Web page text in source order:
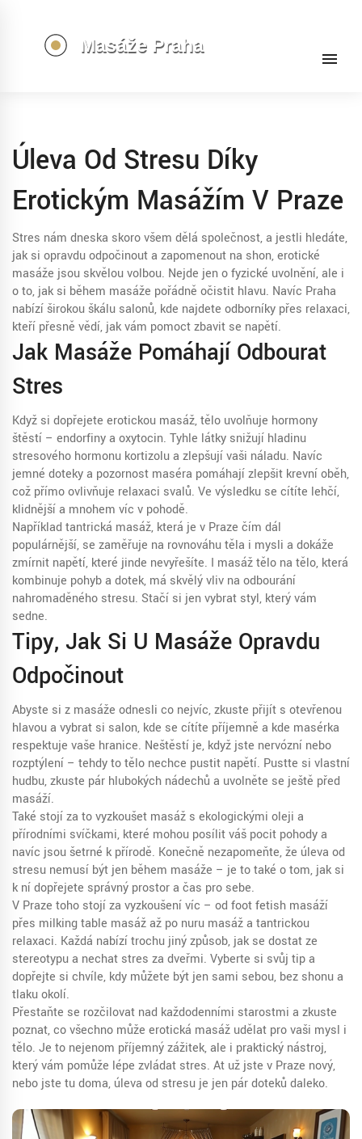
Úleva Od Stresu Díky
Erotickým Masážím V Praze
Stres nám dneska skoro všem dělá společnost, a jestli hledáte,
jak si opravdu odpočinout a zapomenout na shon, erotické
masáže jsou skvělou volbou. Nejde jen o fyzické uvolnění, ale i
o to, jak si během masáže pořádně očistit hlavu. Navíc Praha
nabízí širokou škálu salonů, kde najdete odborníky přes relaxaci,
kteří přesně vědí, jak vám pomoct zbavit se napětí.
Jak Masáže Pomáhají Odbourat
Stres
Když si dopřejete erotickou masáž, tělo uvolňuje hormony
štěstí – endorfiny a oxytocin. Tyhle látky snižují hladinu
stresového hormonu kortizolu a zlepšují vaši náladu. Navíc
jemné doteky a pozornost maséra pomáhají zlepšit krevní oběh,
což přímo ovlivňuje relaxaci svalů. Ve výsledku se cítíte lehčí,
klidnější a mnohem víc v pohodě.
Například tantrická masáž, která je v Praze čím dál
populárnější, se zaměřuje na rovnováhu těla i mysli a dokáže
zmírnit napětí, které jinde nevyřešíte. I masáž tělo na tělo, která
kombinuje pohyb a dotek, má skvělý vliv na odbourání
nahromaděného stresu. Stačí si jen vybrat styl, který vám
sedne.
Tipy, Jak Si U Masáže Opravdu
Odpočinout
Abyste si z masáže odnesli co nejvíc, zkuste přijít s otevřenou
hlavou a vybrat si salon, kde se cítíte příjemně a kde masérka
respektuje vaše hranice. Neštěstí je, když jste nervózní nebo
rozptýlení – tehdy to tělo nechce pustit napětí. Pusťte si vlastní
hudbu, zkuste pár hlubokých nádechů a uvolněte se ještě před
masáží.
Také stojí za to vyzkoušet masáž s ekologickými oleji a
přírodními svíčkami, které mohou posílit váš pocit pohody a
navíc jsou šetrné k přírodě. Konečně nezapomeňte, že úleva od
stresu nemusí být jen během masáže – je to také o tom, jak si
k ní dopřejete správný prostor a čas pro sebe.
V Praze toho stojí za vyzkoušení víc – od foot fetish masáží
přes milking table masáž až po nuru masáž a tantrickou
relaxaci. Každá nabízí trochu jiný způsob, jak se dostat ze
stereotypu a nechat stres za dveřmi. Vyberte si svůj tip a
dopřejte si chvíle, kdy můžete být jen sami sebou, bez shonu a
tlaku okolí.
Přestaňte se rozčilovat nad každodenními starostmi a zkuste
poznat, co všechno může erotická masáž udělat pro vaši mysl i
tělo. Je to nejenom příjemný zážitek, ale i praktický nástroj,
který vám pomůže lépe zvládat stres. Ať už jste v Praze nový,
nebo jste tu doma, úleva od stresu je jen pár doteků daleko.